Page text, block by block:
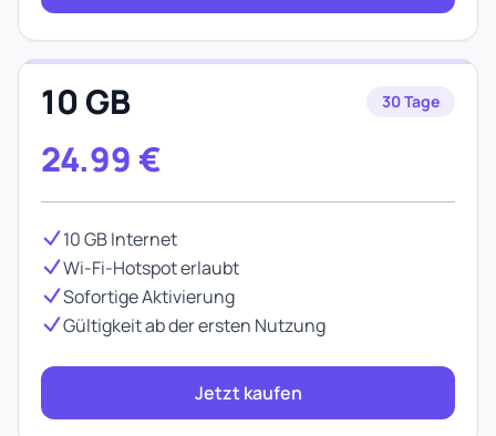
10 GB 30 Tage
24.99 €
10 GB Internet
Wi-Fi-Hotspot erlaubt
Sofortige Aktivierung
Gültigkeit ab der ersten Nutzung
Jetzt kaufen